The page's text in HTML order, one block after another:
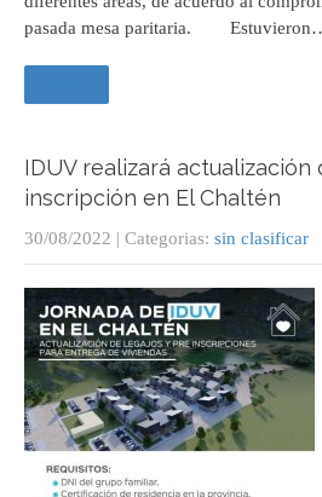
pasada mesa paritaria.
IDUV realizará
inscripción en El Chaltén
30/08/2022 | Categorias: sin clasificar